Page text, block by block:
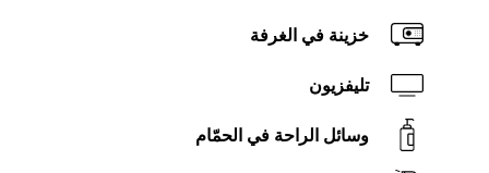
خزينة في الغرفة
تليفزيون
وسائل الراحة في الحمّام